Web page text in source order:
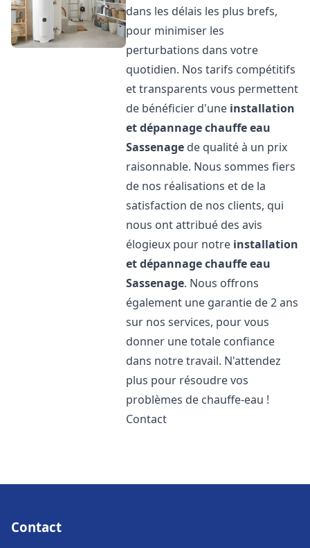
dans les délais les plus brefs,
pour minimiser les
perturbations dans votre
quotidien. Nos tarifs compétitifs
et transparents vous permettent
de bénéficier d'une installation
et dépannage chauffe eau
Sassenage de qualité à un prix
raisonnable. Nous sommes fiers
de nos réalisations et de la
satisfaction de nos clients, qui
nous ont attribué des avis
élogieux pour notre installation
et dépannage chauffe eau
Sassenage. Nous offrons
également une garantie de 2 ans
sur nos services, pour vous
donner une totale confiance
dans notre travail. N'attendez
plus pour résoudre vos
problèmes de chauffe-eau !
Contact
Contact